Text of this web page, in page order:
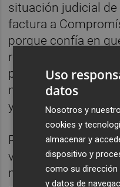
situación judicial de
factura a
porque confía en
resuelva
presentado por los
nosotros podremos
y otros, no", augura
Respecto a los
vaticina que ningún
más de siete
Uso
datos
Nosotros y
cookies y
almacenar y
dispositivo y
como su dirección
y datos de